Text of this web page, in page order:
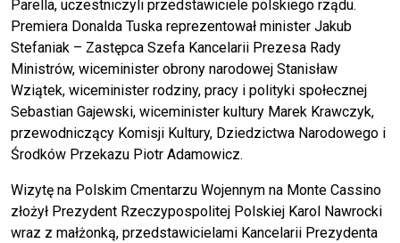
Parella, uczestniczyli przedstawiciele polskiego rządu.
Premiera Donalda Tuska reprezentował minister Jakub
Stefaniak – Zastępca Szefa Kancelarii Prezesa Rady
Ministrów, wiceminister obrony narodowej Stanisław
Wziątek, wiceminister rodziny, pracy i polityki społecznej
Sebastian Gajewski, wiceminister kultury Marek Krawczyk,
przewodniczący Komisji Kultury, Dziedzictwa Narodowego i
Środków Przekazu Piotr Adamowicz.
Wizytę na Polskim Cmentarzu Wojennym na Monte Cassino
złożył Prezydent Rzeczypospolitej Polskiej Karol Nawrocki
wraz z małżonką, przedstawicielami Kancelarii Prezydenta